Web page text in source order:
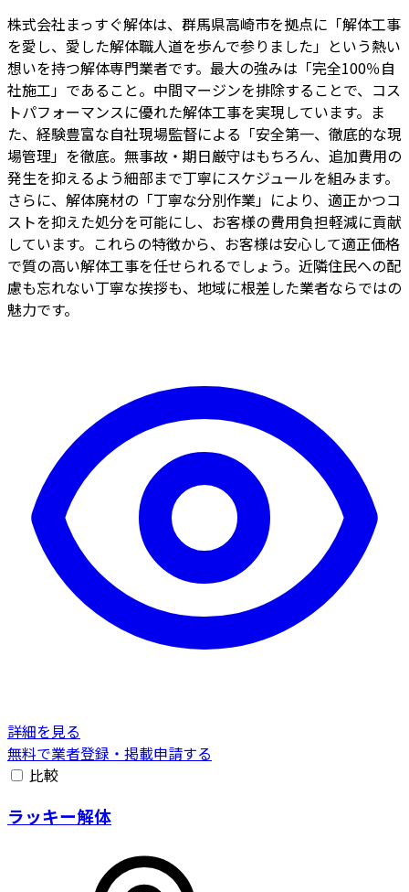
株式会社まっすぐ解体は、群馬県高崎市を拠点に「解体工事
を愛し、愛した解体職人道を歩んで参りました」という熱い
想いを持つ解体専門業者です。最大の強みは「完全100％自
社施工」であること。中間マージンを排除することで、コス
トパフォーマンスに優れた解体工事を実現しています。ま
た、経験豊富な自社現場監督による「安全第一、徹底的な現
場管理」を徹底。無事故・期日厳守はもちろん、追加費用の
発生を抑えるよう細部まで丁寧にスケジュールを組みます。
さらに、解体廃材の「丁寧な分別作業」により、適正かつコ
ストを抑えた処分を可能にし、お客様の費用負担軽減に貢献
しています。これらの特徴から、お客様は安心して適正価格
で質の高い解体工事を任せられるでしょう。近隣住民への配
慮も忘れない丁寧な挨拶も、地域に根差した業者ならではの
魅力です。
詳細を見る
無料で業者登録・掲載申請する
比較
ラッキー解体